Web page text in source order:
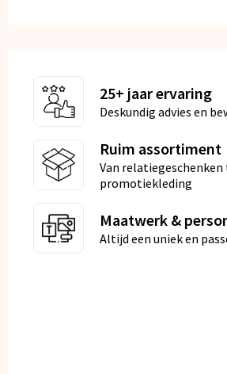
25+ jaar ervaring
Deskundig advies en
Ruim assortiment
Van
promotiekleding
Maatwerk &
Altijd een uniek en